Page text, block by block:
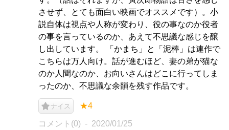
させず、とても面白い映画でオススメです）。小
説自体は視点や人称が変わり、役の事なのか役者
の事を言っているのか、あえて不思議な感じを醸
し出しています。 「かまち」と「泥棒」は連作で
こちらは万人向け。話が進むほど、妻の弟が猫な
のか人間なのか、お向いさんはどこに行ってしま
ったのか、不思議な余韻を残す作品です。
ナイス ★4
コメント(0) 2020/01/25